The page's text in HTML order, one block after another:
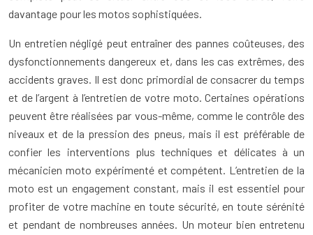
davantage pour les motos sophistiquées.
Un entretien négligé peut entraîner des pannes coûteuses, des
dysfonctionnements dangereux et, dans les cas extrêmes, des
accidents graves. Il est donc primordial de consacrer du temps
et de l’argent à l’entretien de votre moto. Certaines opérations
peuvent être réalisées par vous-même, comme le contrôle des
niveaux et de la pression des pneus, mais il est préférable de
confier les interventions plus techniques et délicates à un
mécanicien moto expérimenté et compétent. L’entretien de la
moto est un engagement constant, mais il est essentiel pour
profiter de votre machine en toute sécurité, en toute sérénité
et pendant de nombreuses années. Un moteur bien entretenu